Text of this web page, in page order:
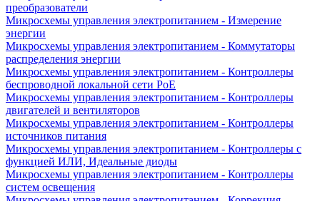
преобразователи
Микросхемы управления электропитанием - Измерение
энергии
Микросхемы управления электропитанием - Коммутаторы
распределения энергии
Микросхемы управления электропитанием - Контроллеры
беспроводной локальной сети PoE
Микросхемы управления электропитанием - Контроллеры
двигателей и вентиляторов
Микросхемы управления электропитанием - Контроллеры
источников питания
Микросхемы управления электропитанием - Контроллеры с
функцией ИЛИ, Идеальные диоды
Микросхемы управления электропитанием - Контроллеры
систем освещения